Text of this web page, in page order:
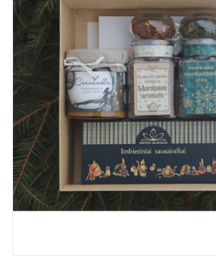
Ir
Grožiui
Riešutai
Becukriai
Saldėsiai
Saldėsiai
Gurmanams
Natūralios
Žvakės